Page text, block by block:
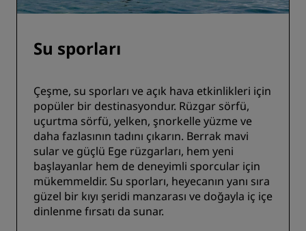
Su sporları
Çeşme, su sporları ve açık hava etkinlikleri için
popüler bir destinasyondur. Rüzgar sörfü,
uçurtma sörfü, yelken, şnorkelle yüzme ve
daha fazlasının tadını çıkarın. Berrak mavi
sular ve güçlü Ege rüzgarları, hem yeni
başlayanlar hem de deneyimli sporcular için
mükemmeldir. Su sporları, heyecanın yanı sıra
güzel bir kıyı şeridi manzarası ve doğayla iç içe
dinlenme fırsatı da sunar.